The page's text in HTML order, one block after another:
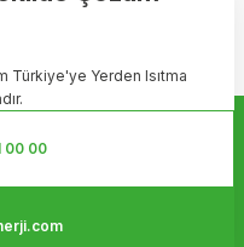
Türkiye'ye Yerden Isıtma
00 00